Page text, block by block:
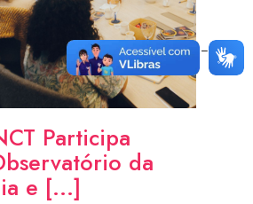
Participa
da
e [...]